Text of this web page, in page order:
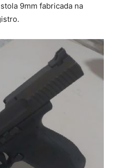
9mm fabricada na